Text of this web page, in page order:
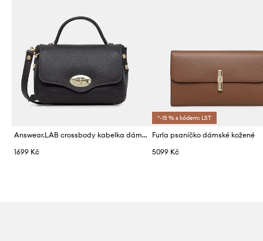
Answear.LAB crossbody kabelka dámská kožená
1699 Kč
*-15 % s kódem: LST
Furla psaníčko dámské kožené
5099 Kč